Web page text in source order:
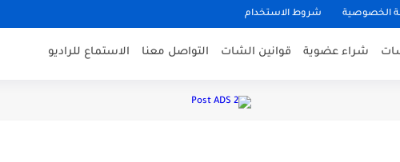
الخصوصية شروط الاستخدام
شراء عضوية قوانين الشات التواصل معنا الاستماع للراديو يونايتد ضمن قرعة دوري أبطال...